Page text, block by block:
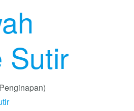
Sutir